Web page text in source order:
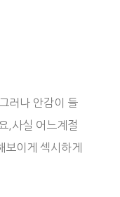
러나 안감이 들
,사실 어느계절
보이게 섹시하게